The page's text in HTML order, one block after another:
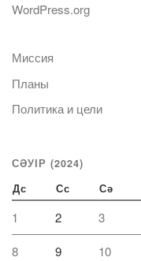
WordPress.org
Миссия
Планы
Политика и цели
СӘУІР (2024)
Дс Сс Сә
1 2 3
8 9 10